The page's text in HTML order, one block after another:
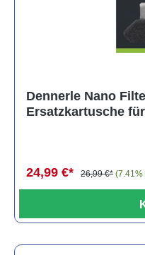
Dennerle Nano
Ersatzkartusche
24,99 €* 26,99 €* (7.41%